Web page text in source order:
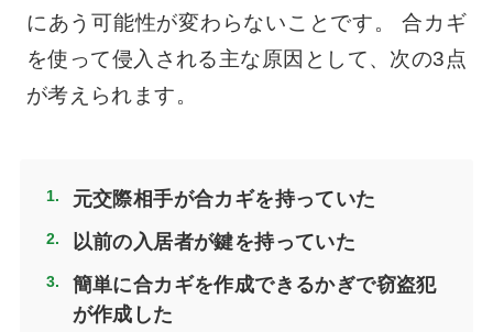
にあう可能性が変わらないことです。 合カギ
を使って侵入される主な原因として、次の3点
が考えられます。
元交際相手が合カギを持っていた
以前の入居者が鍵を持っていた
簡単に合カギを作成できるかぎで窃盗犯
が作成した